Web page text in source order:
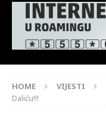
HOME VIJESTI
Daliću!!!